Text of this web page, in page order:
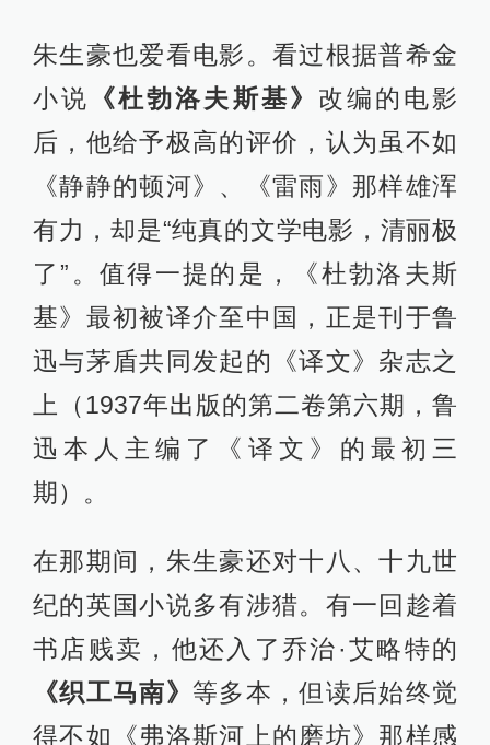
朱生豪也爱看电影。看过根据普希金
小说
《杜勃洛夫斯基》 改编的电影
后，他给予极高的评价，认为虽不如
《静静的顿河》、《雷雨》那样雄浑
有力，却是“纯真的文学电影，清丽极
了”。值得一提的是，《杜勃洛夫斯
基》最初被译介至中国，正是刊于鲁
迅与茅盾共同发起的《译文》杂志之
上（1937年出版的第二卷第六期，鲁
迅本人主编了《译文》的最初三
期）。
在那期间，朱生豪还对十八、十九世
纪的英国小说多有涉猎。有一回趁着
书店贱卖，他还入了乔治·艾略特的
《织工马南》 等多本，但读后始终觉
得不如《弗洛斯河上的磨坊》那样感